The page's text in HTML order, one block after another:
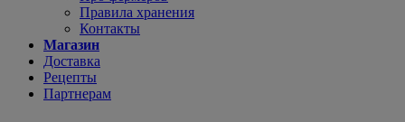
Правила хранения
Контакты
Магазин
Доставка
Рецепты
Партнерам